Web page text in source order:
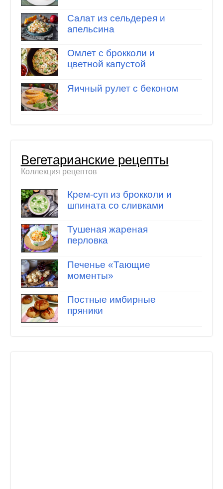
Салат из сельдерея и
апельсина
Омлет с брокколи и
цветной капустой
Яичный рулет с беконом
Вегетарианские рецепты
Коллекция рецептов
Крем-суп из брокколи и
шпината со сливками
Тушеная жареная
перловка
Печенье «Тающие
моменты»
Постные имбирные
пряники